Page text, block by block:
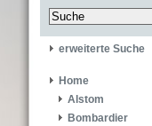
erweiterte Suche
Home
Alstom
Bombardier